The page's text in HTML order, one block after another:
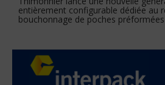
entièrement configurable dédiée au
bouchonnage de poches